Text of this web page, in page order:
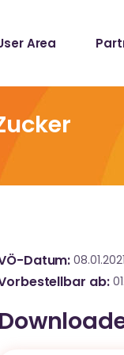
Area
Datum 08.01.2021
ab